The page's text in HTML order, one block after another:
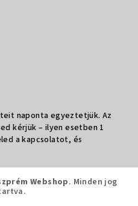
naponta egyeztetjük. Az
kérjük – ilyen esetben 1
a kapcsolatot, és
Webshop. Minden jog